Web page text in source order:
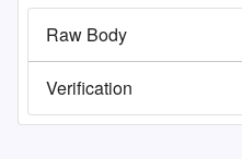
Raw Body
Verification